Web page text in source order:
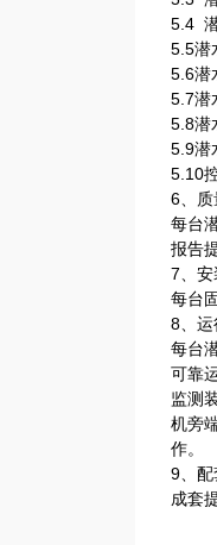
5.4
5.5潜
5.6潜
5.7潜
5.8潜
5.9潜
5.10
6、质
每台
报告
7、安
每台
8、运
每台
可靠
监测
机旁
作。
9、配
成套